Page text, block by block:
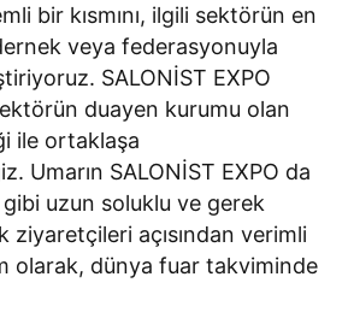
bir kısmını, ilgili sektörün en
veya federasyonuyla
SALONİST EXPO
duayen kurumu olan
ile ortaklaşa
Umarın SALONİST EXPO da
gibi uzun soluklu ve gerek
ziyaretçileri açısından verimli
olarak, dünya fuar takviminde